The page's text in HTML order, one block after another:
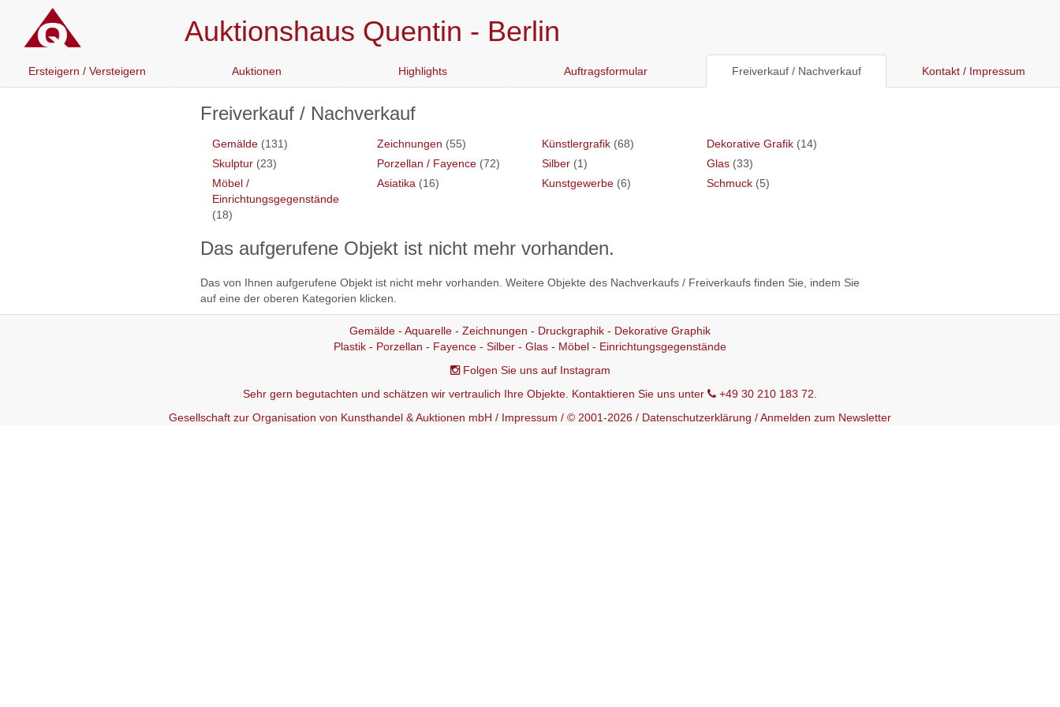
Auktionshaus Quentin - Berlin
Ersteigern / Versteigern Auktionen Highlights Auftragsformular Freiverkauf / Nachverkauf Kontakt / Impressum
Freiverkauf / Nachverkauf
Gemälde (131) Zeichnungen (55) Künstlergrafik (68) Dekorative Grafik (14)
Skulptur (23) Porzellan / Fayence (72) Silber (1) Glas (33)
Möbel /
Einrichtungsgegenstände
(18)
Asiatika (16) Kunstgewerbe (6) Schmuck (5)
Das aufgerufene Objekt ist nicht mehr vorhanden.
Das von Ihnen aufgerufene Objekt ist nicht mehr vorhanden. Weitere Objekte des Nachverkaufs / Freiverkaufs finden Sie, indem Sie
auf eine der oberen Kategorien klicken.
Gemälde - Aquarelle - Zeichnungen - Druckgraphik - Dekorative Graphik
Plastik - Porzellan - Fayence - Silber - Glas - Möbel - Einrichtungsgegenstände
Folgen Sie uns auf Instagram
Sehr gern begutachten und schätzen wir vertraulich Ihre Objekte. Kontaktieren Sie uns unter
+49 30 210 183 72.
Gesellschaft zur Organisation von Kunsthandel & Auktionen mbH / Impressum / © 2001-2026 / Datenschutzerklärung /Anmelden zum Newsletter